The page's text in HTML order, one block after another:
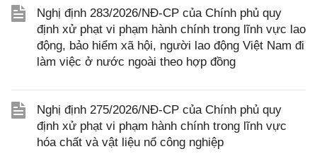
Nghị định 283/2026/NĐ-CP của Chính phủ quy
định xử phạt vi phạm hành chính trong lĩnh vực lao
động, bảo hiểm xã hội, người lao động Việt Nam đi
làm việc ở nước ngoài theo hợp đồng
Nghị định 275/2026/NĐ-CP của Chính phủ quy
định xử phạt vi phạm hành chính trong lĩnh vực
hóa chất và vật liệu nổ công nghiệp